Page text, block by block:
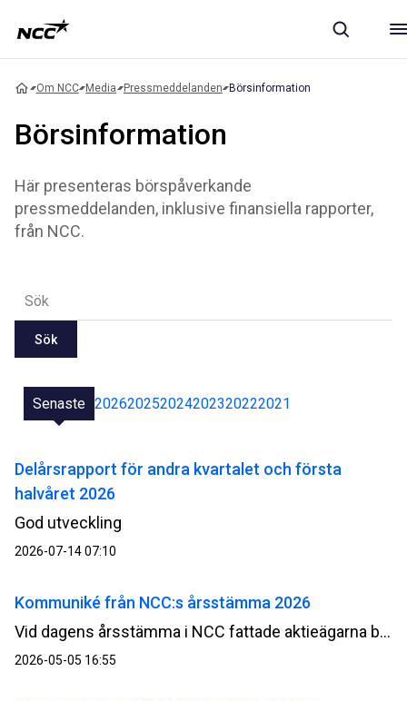
Om NCC Media Pressmeddelanden Börsinformation
Börsinformation
Här presenteras börspåverkande
pressmeddelanden, inklusive finansiella rapporter,
från NCC.
Sök
Senaste 202620252024202320222021
Delårsrapport för andra kvartalet och första
halvåret 2026
God utveckling
2026-07-14 07:10
Kommuniké från NCC:s årsstämma 2026
Vid dagens årsstämma i NCC fattade aktieägarna beslut om bland annat fastställande av resultat- och balansräkning, utdelning, nytt långsiktigt prestationsbaserat incitamentsprogram samt överlåtelse, respektive bemyndigande för styrelsen avseende återköp av egna aktier av serie B.
2026-05-05 16:55